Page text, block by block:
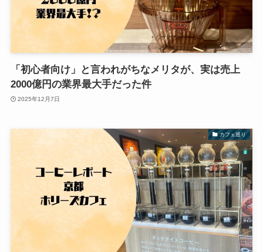
「初心者向け」と言われがちなメリタが、実は売上
2000億円の業界最大手だった件
2025年12月7日
カフェ巡り